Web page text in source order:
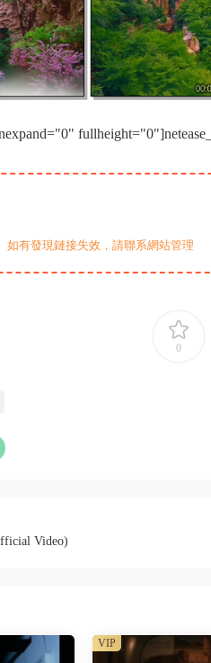
如有發現鏈接失效，請聯系網站管理
0
Video)
VIP